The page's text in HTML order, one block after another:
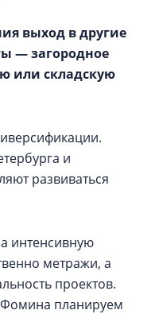
выход в другие
— загородное
или складскую
и
развиваться
интенсивную
метражи, а
проектов.
Фомина планируем